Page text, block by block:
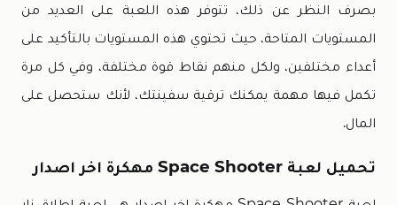
بصرف النظر عن ذلك، تتوفر هذه اللعبة على العديد من
المستويات المتاحة، حيث تحتوي هذه المستويات بالتأكيد على
أعداء مختلفين، ولكل منهم نقاط قوة مختلفة، وفي كل مرة
تكمل فيها مهمة يمكنك ترقية سفينتك، لأنك ستحصل على
المال.
تحميل لعبة Space Shooter مهكرة اخر اصدار